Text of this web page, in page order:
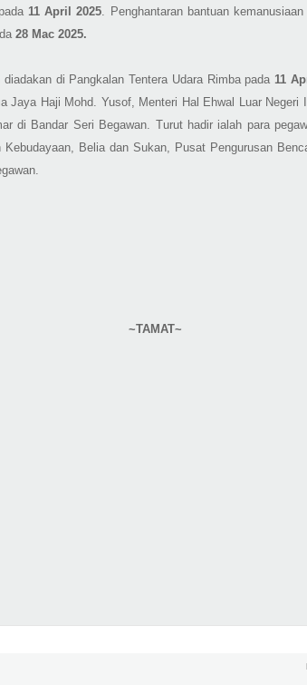
11 April 2025. Penghantaran bantuan
28 Mac 2025.
di Pangkalan Tentera Udara Rimba pada 11
Jaya Haji Mohd. Yusof, Menteri Hal Ehwal Luar
di Bandar Seri Begawan. Turut hadir ialah para
Kebudayaan, Belia dan Sukan, Pusat Pengurusan
~TAMAT~